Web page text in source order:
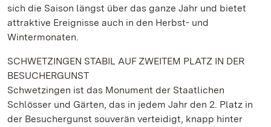
sich die Saison längst über das ganze Jahr und bietet
attraktive Ereignisse auch in den Herbst- und
Wintermonaten.
SCHWETZINGEN STABIL AUF ZWEITEM PLATZ IN DER
BESUCHERGUNST
Schwetzingen ist das Monument der Staatlichen
Schlösser und Gärten, das in jedem Jahr den 2. Platz in
der Besuchergunst souverän verteidigt, knapp hinter